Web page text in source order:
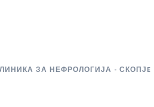
ЗА НЕФРОЛОГИЈА - СКОПЈE